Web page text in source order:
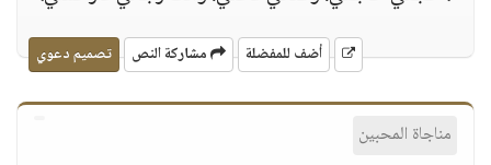
أضف للمفضلة مشاركة النص تصميم دعوي
مناجاة المحبين